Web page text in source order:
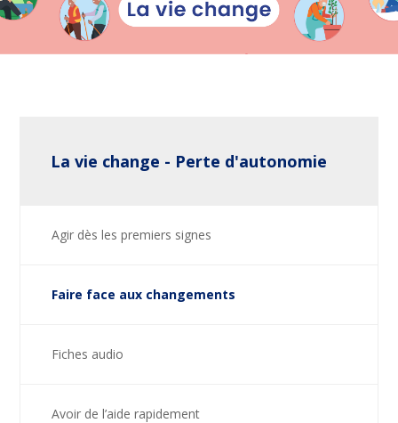
La vie change - Perte d'autonomie
Agir dès les premiers signes
Faire face aux changements
Fiches audio
Avoir de l’aide rapidement